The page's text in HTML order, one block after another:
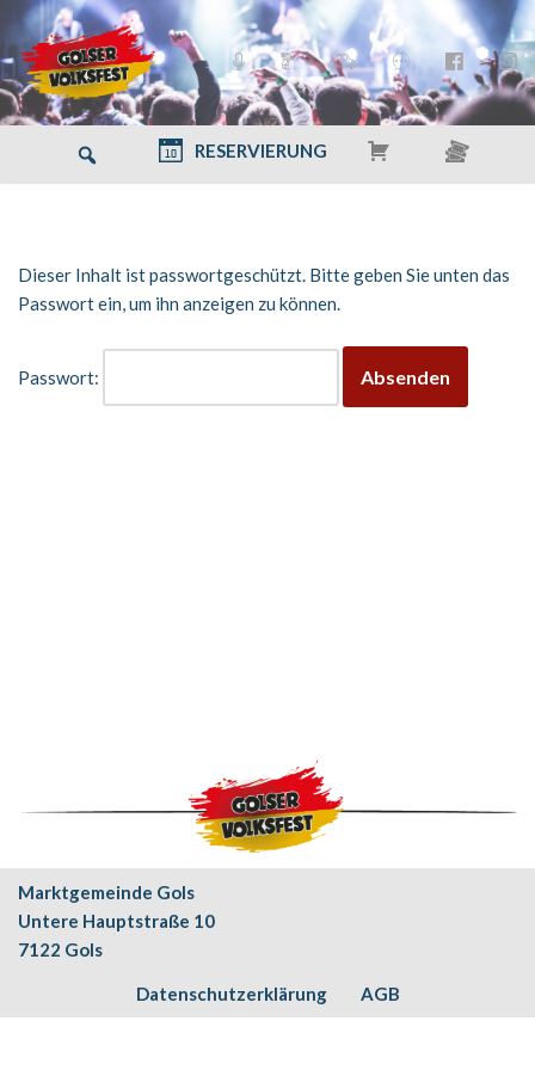
Zum
Inhalt
springen
RESERVIERUNG
Dieser Inhalt ist passwortgeschützt. Bitte geben Sie unten das
Passwort ein, um ihn anzeigen zu können.
Passwort:
Marktgemeinde Gols
Untere Hauptstraße 10
7122 Gols
Datenschutzerklärung AGB